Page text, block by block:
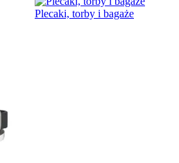
Plecaki, torby i bagaże